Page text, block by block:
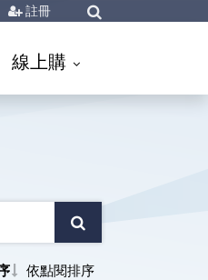
註冊
線上購
依點閱排序